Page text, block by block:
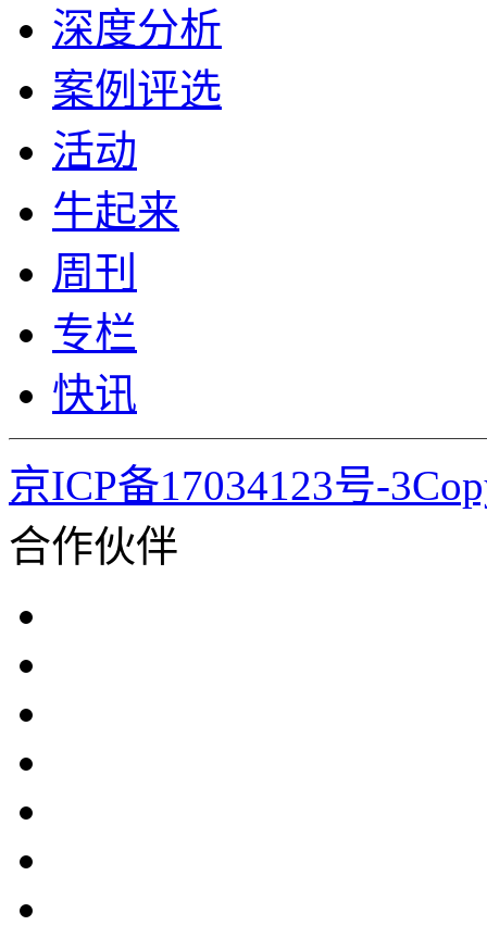
深度分析
案例评选
活动
牛起来
周刊
专栏
快讯
京ICP备17034123号-
合作伙伴